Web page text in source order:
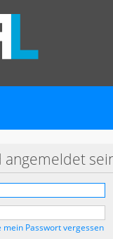
mein Passwort vergessen